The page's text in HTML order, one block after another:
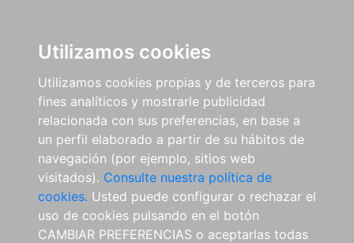
Utilizamos cookies
Utilizamos cookies propias y de terceros para
fines analíticos y mostrarle publicidad
relacionada con sus preferencias, en base a
un perfil elaborado a partir de su hábitos de
navegación (por ejemplo, sitios web
visitados). Consulte nuestra política de
cookies. Usted puede configurar o rechazar el
uso de cookies pulsando en el botón
CAMBIAR PREFERENCIAS o aceptarlas todas